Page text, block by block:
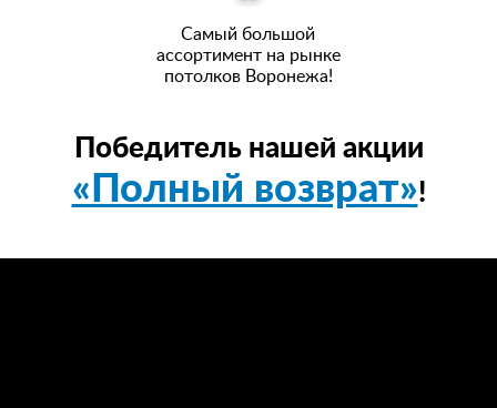
Самый большой
ассортимент на рынке
потолков Воронежа!
Победитель нашей акции
«Полный возврат»!